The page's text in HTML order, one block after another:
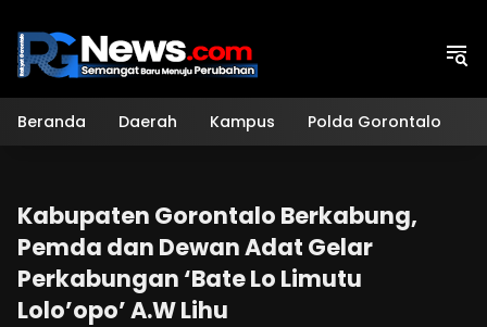
konten
Beranda Daerah Kampus Polda Gorontalo
Kabupaten Gorontalo Berkabung,
Pemda dan Dewan Adat Gelar
Perkabungan ‘Bate Lo Limutu
Lolo’opo’ A.W Lihu